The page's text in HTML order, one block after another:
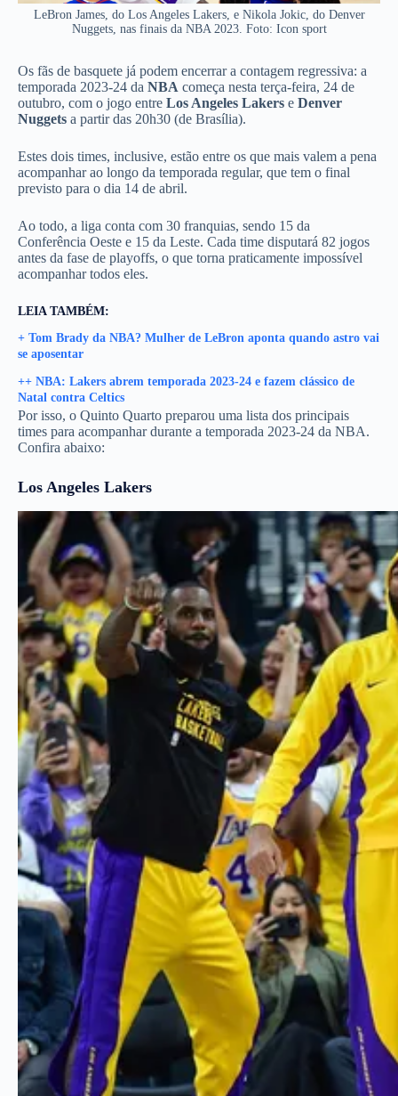
LeBron James, do Los Angeles Lakers, e Nikola Jokic, do Denver
Nuggets, nas finais da NBA 2023. Foto: Icon sport
Os fãs de basquete já podem encerrar a contagem regressiva: a
temporada 2023-24 da NBA começa nesta terça-feira, 24 de
outubro, com o jogo entre Los Angeles Lakers e Denver
Nuggets a partir das 20h30 (de Brasília).
Estes dois times, inclusive, estão entre os que mais valem a pena
acompanhar ao longo da temporada regular, que tem o final
previsto para o dia 14 de abril.
Ao todo, a liga conta com 30 franquias, sendo 15 da
Conferência Oeste e 15 da Leste. Cada time disputará 82 jogos
antes da fase de playoffs, o que torna praticamente impossível
acompanhar todos eles.
LEIA TAMBÉM:
+ Tom Brady da NBA? Mulher de LeBron aponta quando astro vai
se aposentar
++ NBA: Lakers abrem temporada 2023-24 e fazem clássico de
Natal contra Celtics
Por isso, o Quinto Quarto preparou uma lista dos principais
times para acompanhar durante a temporada 2023-24 da NBA.
Confira abaixo:
Los Angeles Lakers